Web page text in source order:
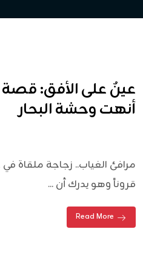
عينٌ على الأفق: قصة
أنهت وحشة البحار
مرافئ الغياب.. زجاجة ملقاة
قروناً وهو يدرك أن ...
Read More